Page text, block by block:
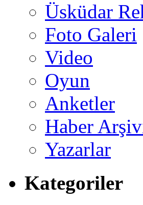
Üsküdar
Foto Galeri
Video
Oyun
Anketler
Haber
Yazarlar
Kategoriler